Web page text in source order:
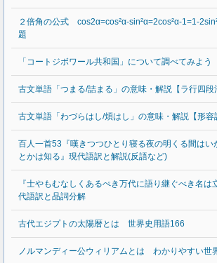
２倍角の公式 cos2α=cos²α-sin²α=2cos²α-1=1-
題
「コートジボワール共和国」について調べてみよう
古文単語「つまる/詰まる」の意味・解説【ラ行四段
古文単語「わづらはし/煩はし」の意味・解説【形容
百人一首53『嘆きつつひとり寝る夜の明くる間はい
とかは知る』現代語訳と解説(反語など)
『士やもむなしくあるぺき万代に語り継ぐべき名は
代語訳と品詞分解
古代エジプトの太陽暦とは 世界史用語166
ノルマンディー公ウィリアムとは わかりやすい世